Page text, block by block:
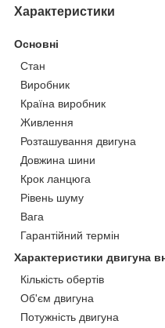
Характеристики
Основні
Стан
Виробник
Країна виробник
Живлення
Розташування двигуна
Довжина шини
Крок ланцюга
Рівень шуму
Вага
Гарантійний термін
Характеристики двигуна
Кількість обертів
Об'єм двигуна
Потужність двигуна